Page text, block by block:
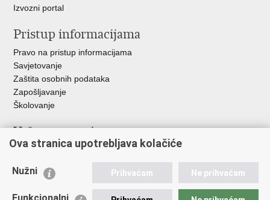
Izvozni portal
Pristup informacijama
Pravo na pristup informacijama
Savjetovanje
Zaštita osobnih podataka
Zapošljavanje
Školovanje
Važne poveznice
Ministarstvo unutarnjih poslova
Udruge
Ova stranica upotrebljava kolačiće
Nužni Prihvaćam Ne prihvaćam